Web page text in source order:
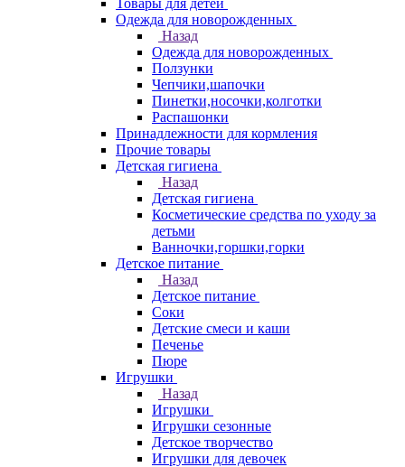
Товары для детей
Одежда для новорожденных
Назад
Одежда для новорожденных
Ползунки
Чепчики,шапочки
Пинетки,носочки,колготки
Распашонки
Принадлежности для кормления
Прочие товары
Детская гигиена
Назад
Детская гигиена
Косметические средства по уходу за
детьми
Ванночки,горшки,горки
Детское питание
Назад
Детское питание
Соки
Детские смеси и каши
Печенье
Пюре
Игрушки
Назад
Игрушки
Игрушки сезонные
Детское творчество
Игрушки для девочек